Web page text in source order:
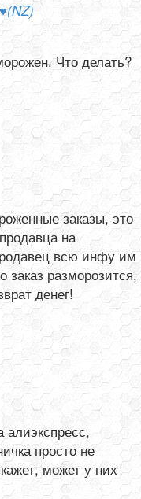
Что делать?
заказы, это
на
всю инфу им
заказ разморозится,
денег!
алиэкспресс,
просто не
может у них